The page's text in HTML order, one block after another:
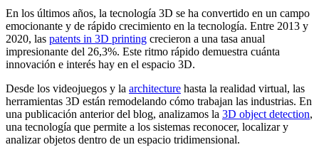
En los últimos años, la tecnología 3D se ha convertido en un campo
emocionante y de rápido crecimiento en la tecnología. Entre 2013 y
2020, las patents in 3D printing crecieron a una tasa anual
impresionante del 26,3%. Este ritmo rápido demuestra cuánta
innovación e interés hay en el espacio 3D.
Desde los videojuegos y la architecture hasta la realidad virtual, las
herramientas 3D están remodelando cómo trabajan las industrias. En
una publicación anterior del blog, analizamos la 3D object detection,
una tecnología que permite a los sistemas reconocer, localizar y
analizar objetos dentro de un espacio tridimensional.